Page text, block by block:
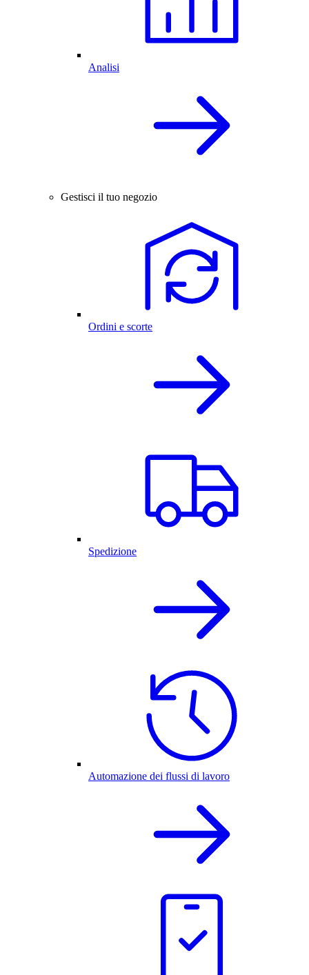
Analisi
Gestisci il tuo negozio
Ordini e scorte
Spedizione
Automazione dei flussi di lavoro